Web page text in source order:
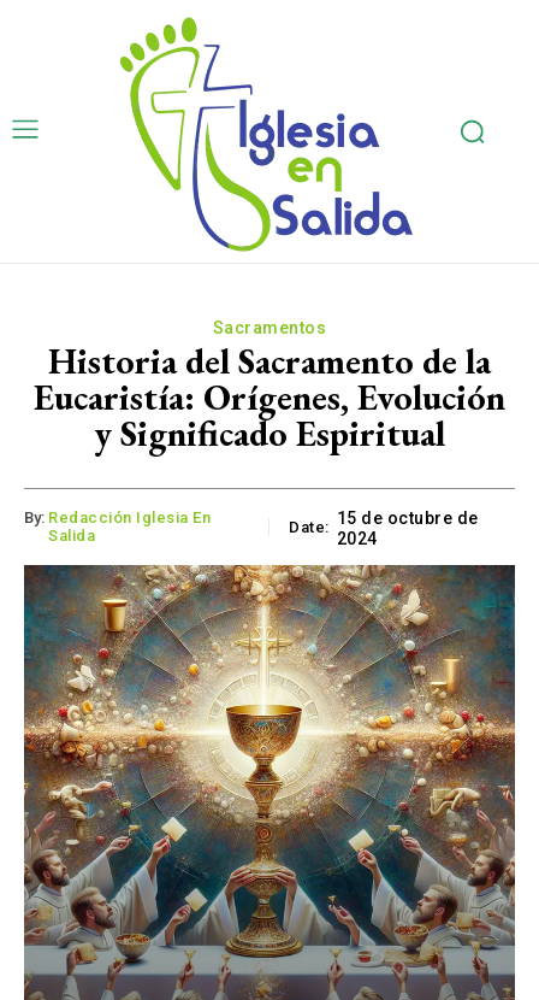
Sacramentos
Historia del Sacramento de la
Eucaristía: Orígenes, Evolución
y Significado Espiritual
By: Redacción Iglesia En
Salida
Date: 15 de octubre de
2024